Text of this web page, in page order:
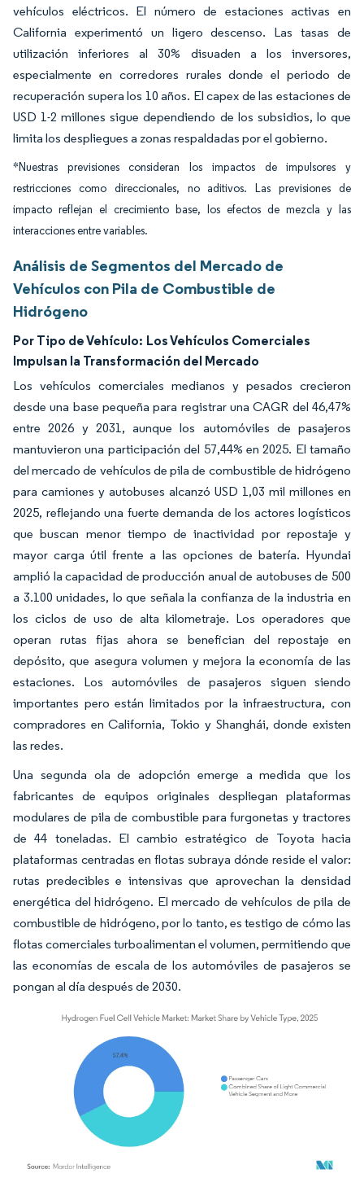
vehículos eléctricos. El número de estaciones activas en
California experimentó un ligero descenso. Las tasas de
utilización inferiores al 30% disuaden a los inversores,
especialmente en corredores rurales donde el periodo de
recuperación supera los 10 años. El capex de las estaciones de
USD 1-2 millones sigue dependiendo de los subsidios, lo que
limita los despliegues a zonas respaldadas por el gobierno.
*Nuestras previsiones consideran los impactos de impulsores y
restricciones como direccionales, no aditivos. Las previsiones de
impacto reflejan el crecimiento base, los efectos de mezcla y las
interacciones entre variables.
Análisis de Segmentos del Mercado de
Vehículos con Pila de Combustible de
Hidrógeno
Por Tipo de Vehículo: Los Vehículos Comerciales
Impulsan la Transformación del Mercado
Los vehículos comerciales medianos y pesados crecieron
desde una base pequeña para registrar una CAGR del 46,47%
entre 2026 y 2031, aunque los automóviles de pasajeros
mantuvieron una participación del 57,44% en 2025. El tamaño
del mercado de vehículos de pila de combustible de hidrógeno
para camiones y autobuses alcanzó USD 1,03 mil millones en
2025, reflejando una fuerte demanda de los actores logísticos
que buscan menor tiempo de inactividad por repostaje y
mayor carga útil frente a las opciones de batería. Hyundai
amplió la capacidad de producción anual de autobuses de 500
a 3.100 unidades, lo que señala la confianza de la industria en
los ciclos de uso de alta kilometraje. Los operadores que
operan rutas fijas ahora se benefician del repostaje en
depósito, que asegura volumen y mejora la economía de las
estaciones. Los automóviles de pasajeros siguen siendo
importantes pero están limitados por la infraestructura, con
compradores en California, Tokio y Shanghái, donde existen
las redes.
Una segunda ola de adopción emerge a medida que los
fabricantes de equipos originales despliegan plataformas
modulares de pila de combustible para furgonetas y tractores
de 44 toneladas. El cambio estratégico de Toyota hacia
plataformas centradas en flotas subraya dónde reside el valor:
rutas predecibles e intensivas que aprovechan la densidad
energética del hidrógeno. El mercado de vehículos de pila de
combustible de hidrógeno, por lo tanto, es testigo de cómo las
flotas comerciales turboalimentan el volumen, permitiendo que
las economías de escala de los automóviles de pasajeros se
pongan al día después de 2030.